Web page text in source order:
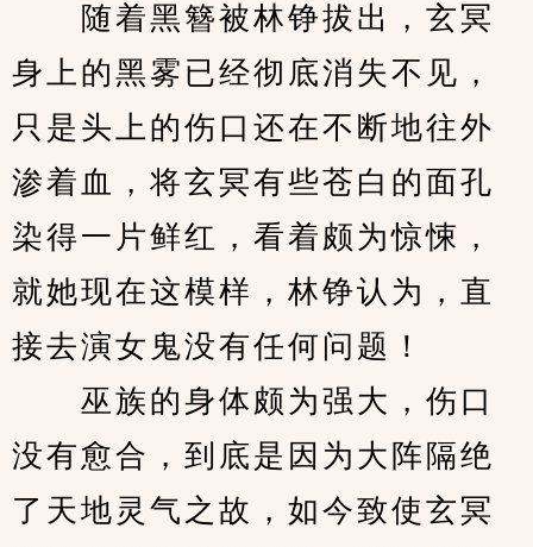
随着黑簪被林铮拔出，玄冥
身上的黑雾已经彻底消失不见，
只是头上的伤口还在不断地往外
渗着血，将玄冥有些苍白的面孔
染得一片鲜红，看着颇为惊悚，
就她现在这模样，林铮认为，直
接去演女鬼没有任何问题！
巫族的身体颇为强大，伤口
没有愈合，到底是因为大阵隔绝
了天地灵气之故，如今致使玄冥